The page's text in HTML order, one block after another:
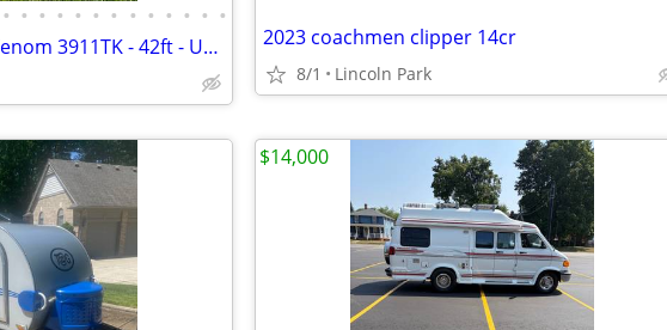
• • • • • • • • • • • • •
Toyhauler - 2018 KZ Venom 3911TK - 42ft - USED LIKE NEW - MUST SEE 2023 coachmen clipper 14cr
8/1 Lincoln Park
$14,000